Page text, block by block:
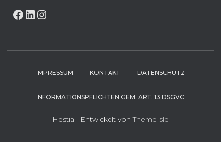
FACEBOOK LINKEDIN
IMPRESSUM KONTAKT DATENSCHUTZ
INFORMATIONSPFLICHTEN GEM. ART. 13 DSGVO
Hestia | Entwickelt vonThemeIsle